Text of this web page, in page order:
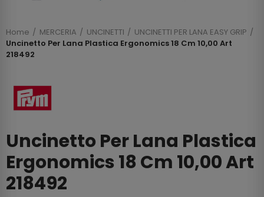
Home MERCERIA UNCINETTI
UNCINETTI PER LANA EASY GRIP
Uncinetto Per Lana Plastica Ergonomics 18 Cm 10,00 Art
218492
Uncinetto Per Lana Plastica
Ergonomics 18 Cm 10,00 Art
218492